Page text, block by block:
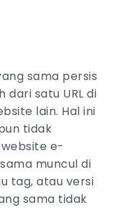
sama persis
satu URL di
lain. Hal ini
tidak
e-
muncul di
tag, atau versi
sama tidak